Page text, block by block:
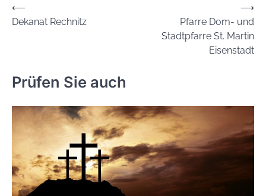
Beitrags-
Navigation
⟵
Dekanat Rechnitz
Pfarre Dom- und
Stadtpfarre St. Martin
Eisenstadt
⟶
Prüfen Sie auch